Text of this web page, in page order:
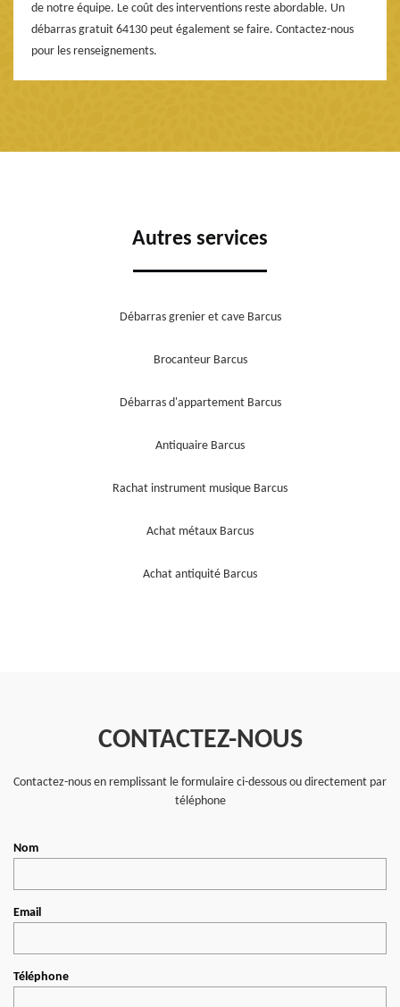
de notre équipe. Le coût des interventions reste abordable. Un
débarras gratuit 64130 peut également se faire. Contactez-nous
pour les renseignements.
Autres services
Débarras grenier et cave Barcus
Brocanteur Barcus
Débarras d'appartement Barcus
Antiquaire Barcus
Rachat instrument musique Barcus
Achat métaux Barcus
Achat antiquité Barcus
CONTACTEZ-NOUS
Contactez-nous en remplissant le formulaire ci-dessous ou directement par
téléphone
Nom
Email
Téléphone